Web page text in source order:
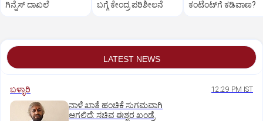
ಗಿನ್ನೆಸ್‌ ದಾಖಲೆ
ಬಗ್ಗೆ ಕೇಂದ್ರ ಪರಿಶೀಲನೆ
ಕಂಟೆಂಟ್‌ಗೆ ಕಡಿವಾಣ?
LATEST NEWS
ಬಳ್ಳಾರಿ 12:29 PM IST
ನಾಳೆ ಖಾತೆ ಹಂಚಿಕೆ ಸುಗಮವಾಗಿ
ಆಗಲಿದೆ: ಸಚಿವ ಈಶ್ವರ ಖಂಡ್ರೆ